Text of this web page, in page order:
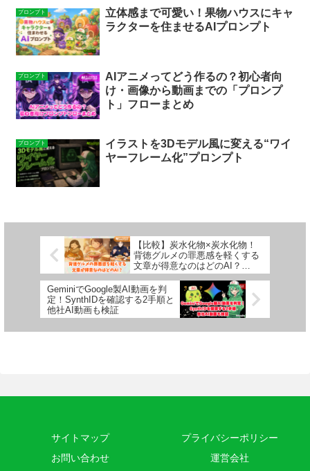
プロンプト
立体感まで可愛い！果物ハウスにキャ
ラクターを住ませるAIプロンプト
プロンプト
AIアニメってどう作るの？初心者向
け・画像から動画までの「プロンプ
ト」フローまとめ
プロンプト
イラストを3Dモデル風に変える“ワイ
ヤーフレーム化”プロンプト
【比較】炭水化物×炭水化物！
背徳グルメの罪悪感を軽くする
文章が得意なのはどのAI？
ChatGPT・Gemini・Grokで検
証【イメージ図も生成】
GeminiでGoogle製AI動画を判
定！SynthIDを確認する2手順と
他社AI動画も検証
サイトマップ
プライバシーポリシー
お問い合わせ
運営会社